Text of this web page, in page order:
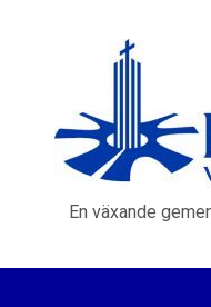
En växande